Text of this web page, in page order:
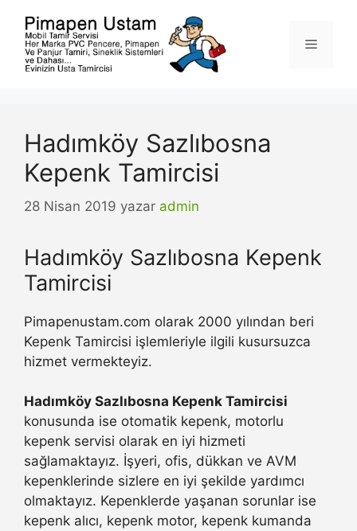
Menü
Hadımköy Sazlıbosna
Kepenk Tamircisi
28 Nisan 2019 yazar admin
Hadımköy Sazlıbosna Kepenk
Tamircisi
Pimapenustam.com olarak 2000 yılından beri
Kepenk Tamircisi işlemleriyle ilgili kusursuzca
hizmet vermekteyiz.
Hadımköy Sazlıbosna Kepenk Tamircisi
konusunda ise otomatik kepenk, motorlu
kepenk servisi olarak en iyi hizmeti
sağlamaktayız. İşyeri, ofis, dükkan ve AVM
kepenklerinde sizlere en iyi şekilde yardımcı
olmaktayız. Kepenklerde yaşanan sorunlar ise
kepenk alıcı, kepenk motor, kepenk kumanda